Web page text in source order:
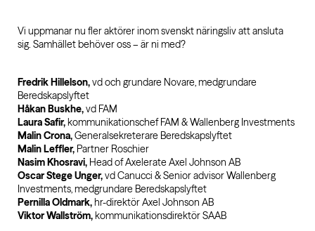
Vi uppmanar nu fler aktörer inom svenskt näringsliv att ansluta
sig. Samhället behöver oss – är ni med?
Fredrik Hillelson,vd och grundare Novare, medgrundare
Beredskapslyftet
Håkan Buskhe,vd FAM
Laura Safir,kommunikationschef FAM & Wallenberg Investments
Malin Crona,Generalsekreterare Beredskapslyftet
Malin Leffler, Partner Roschier
Nasim Khosravi, Head of Axelerate Axel Johnson AB
Oscar Stege Unger,vd Canucci & Senior advisor Wallenberg
Investments, medgrundare Beredskapslyftet
Pernilla Oldmark,hr-direktör Axel Johnson AB
Viktor Wallström,kommunikationsdirektör SAAB